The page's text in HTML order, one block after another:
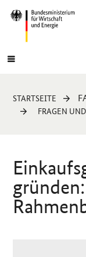
Navigation
Hauptmenü
Sie
sind
STARTSEITE
FRAGEN